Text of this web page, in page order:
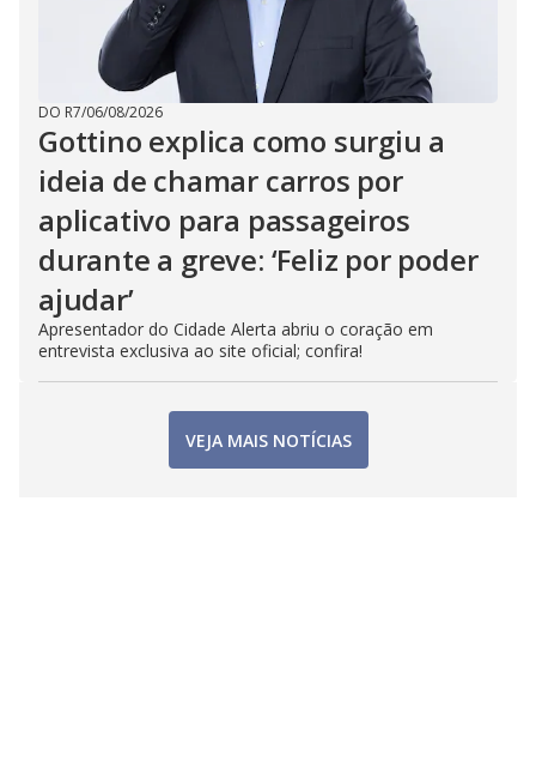
DO R7/06/08/2026
Gottino explica como surgiu a
ideia de chamar carros por
aplicativo para passageiros
durante a greve: ‘Feliz por poder
ajudar’
Apresentador do Cidade Alerta abriu o coração em
entrevista exclusiva ao site oficial; confira!
VEJA MAIS NOTÍCIAS